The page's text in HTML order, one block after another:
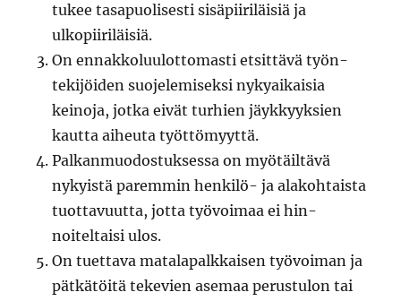
tukee tas­a­puolis­es­ti sisäpi­ir­iläisiä ja
ulkopiiriläisiä.
On ennakkolu­u­lot­tomasti etsit­tävä työn­
tek­i­jöi­den suo­jelemisek­si nykyaikaisia
keino­ja, jot­ka eivät turhien jäykkyyk­sien
kaut­ta aiheuta työttömyyttä.
Palka­n­muo­dos­tuk­ses­sa on myötäiltävä
nyky­istä parem­min henkilö- ja alako­htaista
tuot­tavu­ut­ta, jot­ta työvoimaa ei hin­
noiteltaisi ulos.
On tuet­ta­va mata­la­palkkaisen työvoiman ja
pätkätöitä teke­vien ase­maa perus­tu­lon tai